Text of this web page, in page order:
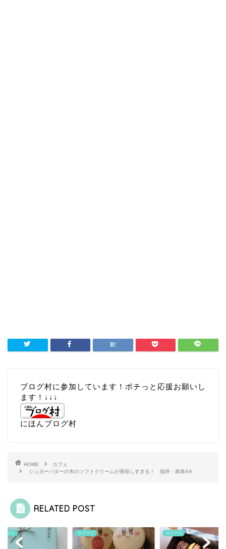
ブログ村に参加しています！ポチっと応援お願いし
ます！↓↓↓
にほんブログ村
HOME
カフェ
シュガーバターの木のソフトクリームが美味しすぎる！ 福井・南条SA
RELATED POST
カフェ スイーツ スイーツ